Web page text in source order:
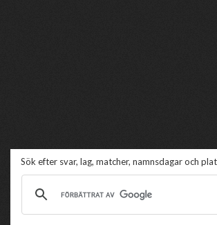
Sök efter svar, lag, matcher, namnsdagar och